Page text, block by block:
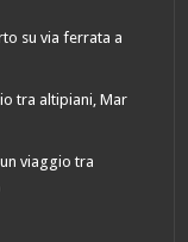
su via ferrata a
tra altipiani, Mar
viaggio tra